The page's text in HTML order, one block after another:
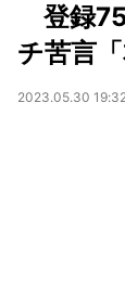
登録
チ苦言
2023.05.30